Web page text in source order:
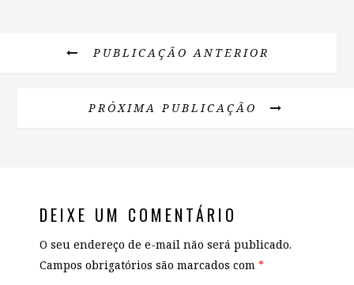
PUBLICAÇÃO ANTERIOR
PRÓXIMA PUBLICAÇÃO
DEIXE UM COMENTÁRIO
O seu endereço de e-mail não será publicado.
Campos obrigatórios são marcados com *